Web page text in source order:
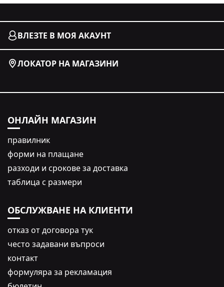
ВЛЕЗТЕ В МОЯ АКАУНТ
ЛОКАТОР НА МАГАЗИНИ
ОНЛАЙН МАГАЗИН
правилник
форми на плащане
разходи и срокове за доставка
таблица с размери
ОБСЛУЖВАНЕ НА КЛИЕНТИ
oтказ от договора тук
често задавани въпроси
контакт
формуляра за рекламация